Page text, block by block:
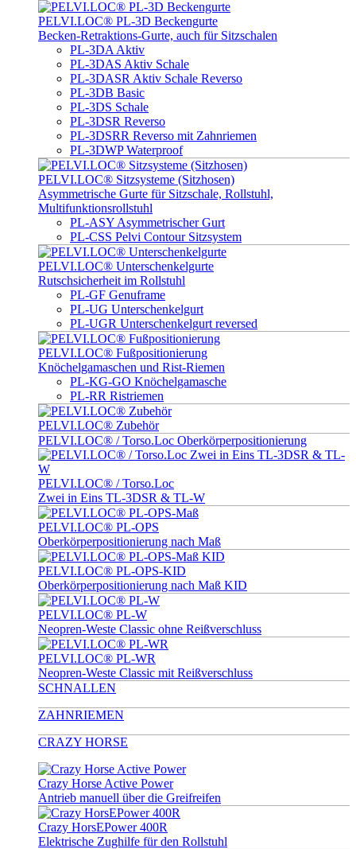
PELVI.LOC® PL-3D Beckengurte
Becken-Retraktions-Gurte, auch für Sitzschalen
PL-3DA Aktiv
PL-3DAS Aktiv Schale
PL-3DASR Aktiv Schale Reverso
PL-3DB Basic
PL-3DS Schale
PL-3DSR Reverso
PL-3DSRR Reverso mit Zahnriemen
PL-3DWP Waterproof
PELVI.LOC® Sitzsysteme (Sitzhosen)
Asymmetrische Gurte für Sitzschale, Rollstuhl,
Multifunktionsrollstuhl
PL-ASY Asymmetrischer Gurt
PL-CSS Pelvi Contour Sitzsystem
PELVI.LOC® Unterschenkelgurte
Rutschsicherheit im Rollstuhl
PL-GF Genuframe
PL-UG Unterschenkelgurt
PL-UGR Unterschenkelgurt reversed
PELVI.LOC® Fußpositionierung
Knöchelgamaschen und Rist-Riemen
PL-KG-GO Knöchelgamasche
PL-RR Ristriemen
PELVI.LOC® Zubehör
PELVI.LOC® / Torso.Loc Oberkörperpositionierung
PELVI.LOC® / Torso.Loc
Zwei in Eins TL-3DSR & TL-W
PELVI.LOC® PL-OPS
Oberkörperpositionierung nach Maß
PELVI.LOC® PL-OPS-KID
Oberkörperpositionierung nach Maß KID
PELVI.LOC® PL-W
Neopren-Weste Classic ohne Reißverschluss
PELVI.LOC® PL-WR
Neopren-Weste Classic mit Reißverschluss
SCHNALLEN
ZAHNRIEMEN
CRAZY HORSE
Crazy Horse Active Power
Antrieb manuell über die Greifreifen
Crazy HorsEPower 400R
Elektrische Zughilfe für den Rollstuhl